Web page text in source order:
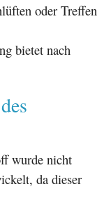
oder Treffen
bietet nach
wurde nicht
da dieser